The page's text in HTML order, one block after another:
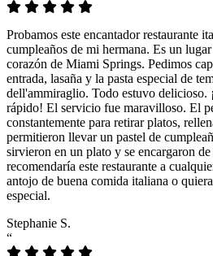
Probamos este encantador restaurante
cumpleaños de mi hermana. Es un
corazón de Miami Springs. Pedimos
entrada, lasaña y la pasta especial de
dell'ammiraglio. Todo estuvo delicioso.
rápido! El servicio fue maravilloso. El
constantemente para retirar platos,
permitieron llevar un pastel de
sirvieron en un plato y se encargaron
recomendaría este restaurante a
antojo de buena comida italiana o
especial.
Stephanie S.
“